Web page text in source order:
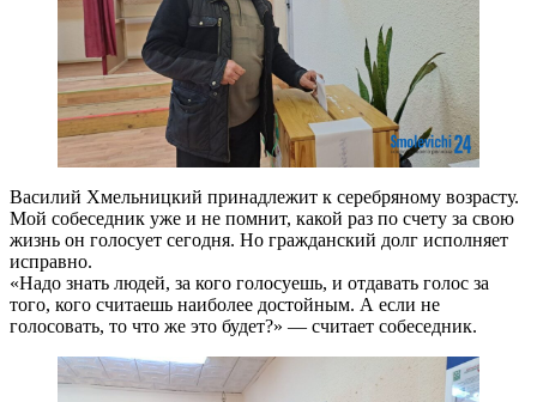
Василий Хмельницкий принадлежит к серебряному возрасту.
Мой собеседник уже и не помнит, какой раз по счету за свою
жизнь он голосует сегодня. Но гражданский долг исполняет
исправно.
«Надо знать людей, за кого голосуешь, и отдавать голос за
того, кого считаешь наиболее достойным. А если не
голосовать, то что же это будет?» — считает собеседник.